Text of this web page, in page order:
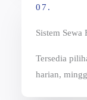
07.
Sistem Sewa
Tersedia
harian,